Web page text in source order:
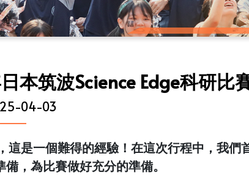
本筑波Science Edge科研比
04-03
是一個難得的經驗！在這次行程中，我們
，為比賽做好充分的準備。